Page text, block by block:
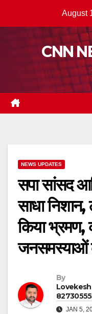
August
CNN
NEWS UPDATES
सपा सांसद
साधा
किया भ्रमण,
जनसमस्याओं
By
JAN 5,